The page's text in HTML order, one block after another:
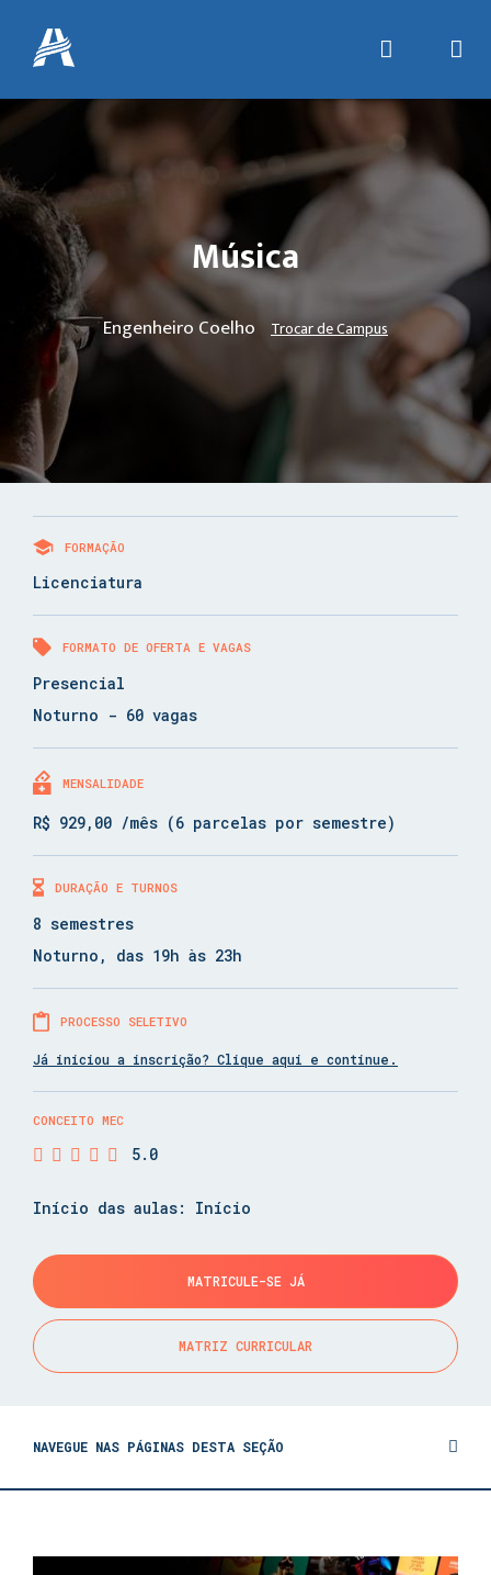
Música
Engenheiro Coelho Trocar de Campus
FORMAÇÃO
Licenciatura
FORMATO DE OFERTA E VAGAS
Presencial
Noturno - 60 vagas
MENSALIDADE
R$ 929,00 /mês (6 parcelas por semestre)
DURAÇÃO E TURNOS
8 semestres
Noturno, das 19h às 23h
PROCESSO SELETIVO
Já iniciou a inscrição? Clique aqui e continue.
CONCEITO MEC
5.0
Início das aulas: Início
MATRICULE-SE JÁ
MATRIZ CURRICULAR
NAVEGUE NAS PÁGINAS DESTA SEÇÃO